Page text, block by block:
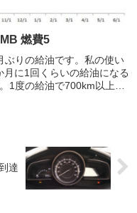
燃費5
ぶりの給油です。私の使い
月に1回くらいの給油になる
1度の給油で700km以上も
達